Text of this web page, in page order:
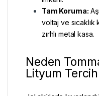
Tam Koruma:
voltaj ve sıcaklık
zırhlı metal kasa.
Neden
Lityum